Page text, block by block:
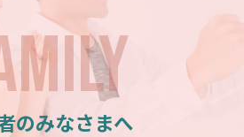
のみなさまへ